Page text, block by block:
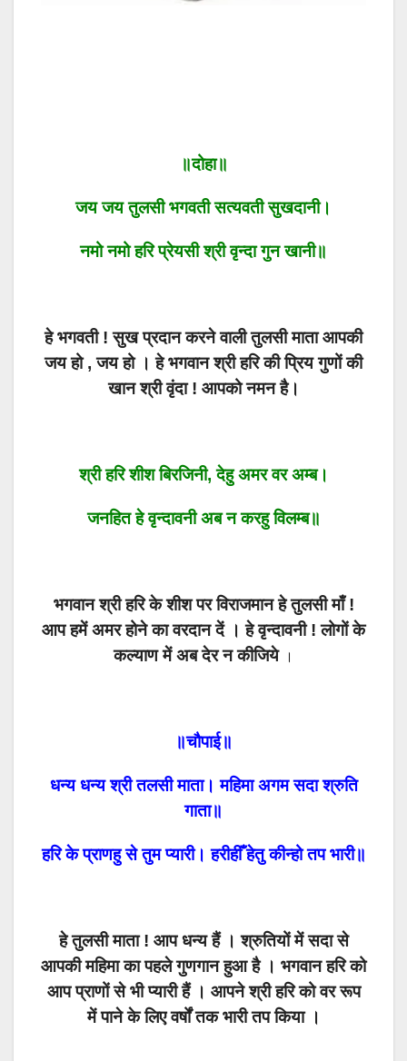
॥दोहा॥
जय जय तुलसी भगवती सत्यवती सुखदानी।
नमो नमो हरि प्रेयसी श्री वृन्दा गुन खानी॥
हे भगवती ! सुख प्रदान करने वाली तुलसी माता आपकी
जय हो , जय हो । हे भगवान श्री हरि की प्रिय गुणों की
खान श्री वृंदा ! आपको नमन है।
श्री हरि शीश बिरजिनी, देहु अमर वर अम्ब।
जनहित हे वृन्दावनी अब न करहु विलम्ब॥
भगवान श्री हरि के शीश पर विराजमान हे तुलसी माँ !
आप हमें अमर होने का वरदान दें । हे वृन्दावनी ! लोगों के
कल्याण में अब देर न कीजिये
।
॥चौपाई॥
धन्य धन्य श्री तलसी माता। महिमा अगम सदा श्रुति
गाता॥
हरि के प्राणहु से तुम प्यारी। हरीहीँ हेतु कीन्हो तप भारी॥
हे तुलसी माता ! आप धन्य हैं । श्रुतियों में सदा से
आपकी महिमा का पहले गुणगान हुआ है । भगवान हरि को
आप प्राणों से भी प्यारी हैं । आपने श्री हरि को वर रूप
में पाने के लिए वर्षों तक भारी तप किया ।